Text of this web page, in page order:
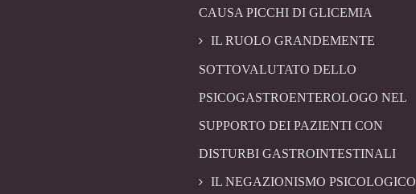
CAUSA PICCHI DI GLICEMIA
IL RUOLO GRANDEMENTE
SOTTOVALUTATO DELLO
PSICOGASTROENTEROLOGO NEL
SUPPORTO DEI PAZIENTI CON
DISTURBI GASTROINTESTINALI
IL NEGAZIONISMO PSICOLOGICO